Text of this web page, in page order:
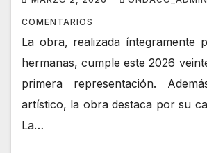
COMENTARIOS
La obra, realizada íntegramente
hermanas, cumple este 2026
primera representación.
artístico, la obra destaca por su
La…